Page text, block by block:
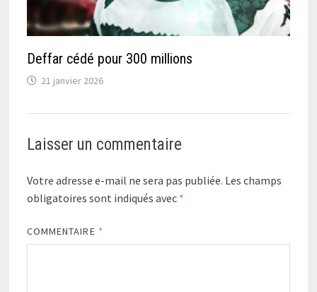
Deffar cédé pour 300 millions
21 janvier 2026
Laisser un commentaire
Votre adresse e-mail ne sera pas publiée. Les champs
obligatoires sont indiqués avec *
COMMENTAIRE *